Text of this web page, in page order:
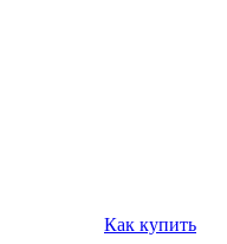
Как купить